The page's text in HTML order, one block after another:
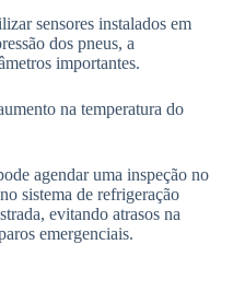
sensores instalados em
dos pneus, a
importantes.
na temperatura do
agendar uma inspeção no
sistema de refrigeração
evitando atrasos na
emergenciais.